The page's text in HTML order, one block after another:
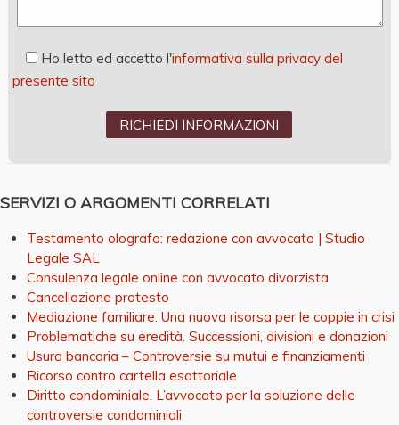
Ho letto ed accetto l'informativa sulla privacy del
presente sito
SERVIZI O ARGOMENTI CORRELATI
Testamento olografo: redazione con avvocato | Studio
Legale SAL
Consulenza legale online con avvocato divorzista
Cancellazione protesto
Mediazione familiare. Una nuova risorsa per le coppie in crisi
Problematiche su eredità. Successioni, divisioni e donazioni
Usura bancaria – Controversie su mutui e finanziamenti
Ricorso contro cartella esattoriale
Diritto condominiale. L’avvocato per la soluzione delle
controversie condominiali